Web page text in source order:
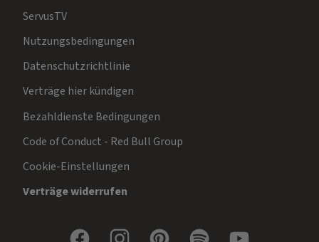
ServusTV
Nutzungsbedingungen
Datenschutzrichtlinie
Verträge hier kündigen
Bezahldienste Bedingungen
Code of Conduct - Red Bull Group
Cookie-Einstellungen
Verträge widerrufen